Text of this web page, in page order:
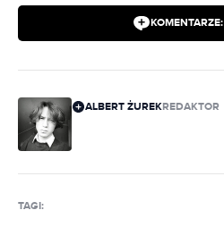
KOMENTARZE:
ALBERT ŻUREKREDAKTOR
TAGI: